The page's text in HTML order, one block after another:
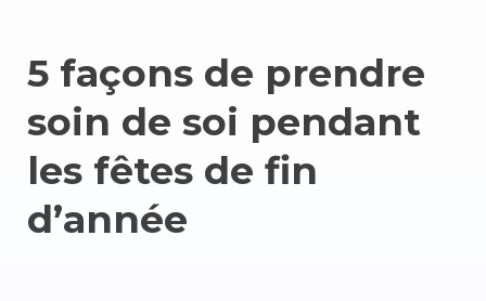
5 façons de prendre
soin de soi pendant
les fêtes de fin
d’année